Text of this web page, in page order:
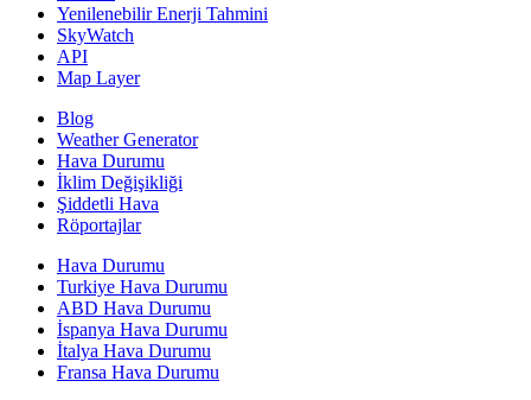
Yenilenebilir Enerji Tahmini
SkyWatch
API
Map Layer
Blog
Weather Generator
Hava Durumu
İklim Değişikliği
Şiddetli Hava
Röportajlar
Hava Durumu
Turkiye Hava Durumu
ABD Hava Durumu
İspanya Hava Durumu
İtalya Hava Durumu
Fransa Hava Durumu